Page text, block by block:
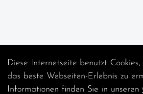
Diese Internetseite benutzt
das beste Webseiten-Erlebnis zu
Informationen finden Sie in unseren